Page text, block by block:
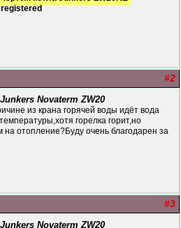
#2
Novaterm ZW20
из крана горячей воды идёт вода
горелка горит,но
отопление?Буду очень благодарен за
#3
Novaterm ZW20